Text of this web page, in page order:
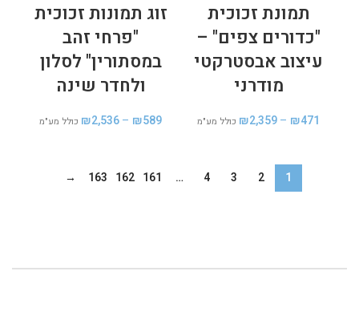
תמונת זכוכית
"כדורים צפים" –
עיצוב אבסטרקטי
מודרני
₪471
–
₪2,359 כולל מע"מ
זוג תמונות זכוכית
"פרחי זהב
במסתורין" לסלון
ולחדר שינה
₪589
–
₪2,536 כולל מע"מ
1
2
3
4
…
161
162
163
→